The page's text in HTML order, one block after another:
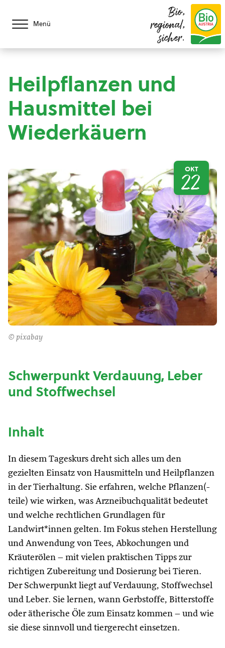
Menü
Bio,
regional,
sicher.
Heilpflanzen und
Hausmittel bei
Wiederkäuern
© pixabay
OKT
22
Schwerpunkt Verdauung, Leber
und Stoffwechsel
Inhalt
In diesem Tageskurs dreht sich alles um den
gezielten Einsatz von Hausmitteln und Heilpflanzen
in der Tierhaltung. Sie erfahren, welche Pflanzen(-
teile) wie wirken, was Arzneibuchqualität bedeutet
und welche rechtlichen Grundlagen für
Landwirt*innen gelten. Im Fokus stehen Herstellung
und Anwendung von Tees, Abkochungen und
Kräuterölen – mit vielen praktischen Tipps zur
richtigen Zubereitung und Dosierung bei Tieren.
Der Schwerpunkt liegt auf Verdauung, Stoffwechsel
und Leber. Sie lernen, wann Gerbstoffe, Bitterstoffe
oder ätherische Öle zum Einsatz kommen – und wie
sie diese sinnvoll und tiergerecht einsetzen.